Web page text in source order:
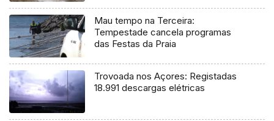
Mau tempo na Terceira:
Tempestade cancela programas
das Festas da Praia
Trovoada nos Açores: Registadas
18.991 descargas elétricas